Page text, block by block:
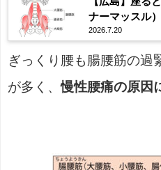
ナーマッスル
2026.7.20
ぎっくり腰も腸腰筋の過
が多く、慢性腰痛の原因